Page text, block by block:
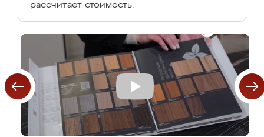
рассчитает стоимость.